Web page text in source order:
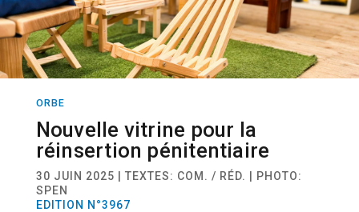
ORBE
Nouvelle vitrine pour la
réinsertion pénitentiaire
30 JUIN 2025 | TEXTES: COM. / RÉD. | PHOTO:
SPEN
EDITION N°3967